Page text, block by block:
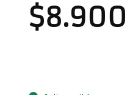
$8.900